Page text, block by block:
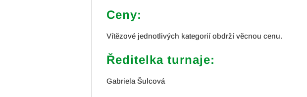
Ceny:
Vítězové jednotlivých kategorií obdrží věcnou cenu.
Ředitelka turnaje:
Gabriela Šulcová